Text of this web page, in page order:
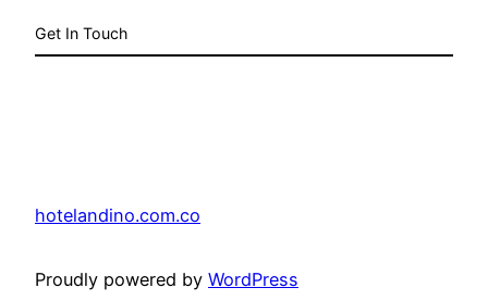
Get In Touch
hotelandino.com.co
Proudly powered by WordPress